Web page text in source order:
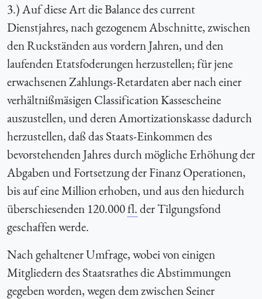
3.) Auf diese Art die Balance des current
Dienstjahres, nach gezogenem Abschnitte, zwischen
den Ruckständen aus vordern Jahren, und den
laufenden Etatsfoderungen herzustellen; für jene
erwachsenen Zahlungs-Retardaten aber nach einer
verhältnißmäsigen Classification Kassescheine
auszustellen, und deren Amortizationskasse dadurch
herzustellen, daß das Staats-Einkommen des
bevorstehenden Jahres durch mögliche Erhöhung der
Abgaben und Fortsetzung der Finanz Operationen,
bis auf eine Million erhoben, und aus den hiedurch
überschiesenden 120.000fl.der Tilgungsfond
geschaffen werde.
Nach gehaltener Umfrage, wobei von einigen
Mitgliedern des Staatsrathes die Abstimmungen
gegeben worden, wegen dem zwischen Seiner